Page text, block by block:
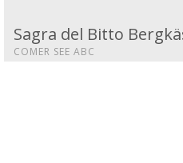
Sagra del Bitto
COMER SEE ABC